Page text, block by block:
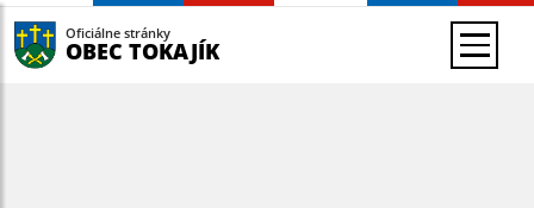
Oficiálne stránky
OBEC TOKAJÍK